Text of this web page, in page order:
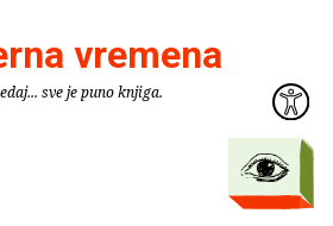
vremena
sve je puno knjiga.